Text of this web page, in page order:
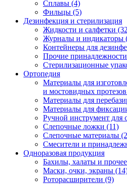
Сплавы (4)
Фильцы (5)
Дезинфекция и стерилизация
Жидкости и салфетки
Журналы и индикаторы
Контейнеры для
Прочие принадлежности
Стерилизационные
Ортопедия
Материалы для
и мостовидных протезов
Материалы для
Материалы для
Ручной инструмент для
Слепочные ложки (11)
Слепочные материалы
Смесители и
Одноразовая продукция
Бахилы, халаты и прочее
Маски, очки, экраны
Роторасширители (9)